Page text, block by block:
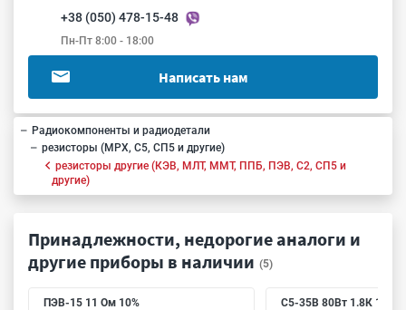
+38 (050) 478-15-48
Пн-Пт 8:00 - 18:00
Написать нам
Радиокомпоненты и радиодетали
резисторы (МРХ, С5, СП5 и другие)
резисторы другие (КЭВ, МЛТ, ММТ, ППБ, ПЭВ, С2, СП5 и
другие)
Принадлежности, недорогие аналоги и
другие приборы в наличии (5)
ПЭВ-15 11 Ом 10% С5-35В 80Вт 1.8К 10%